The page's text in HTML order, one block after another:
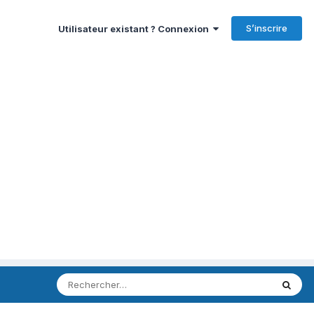
Utilisateur existant ? Connexion S’inscrire